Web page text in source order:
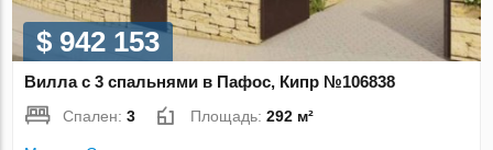
$ 942 153
Вилла с 3 спальнями в Пафос, Кипр №106838
Спален:3 Площадь:292 м²